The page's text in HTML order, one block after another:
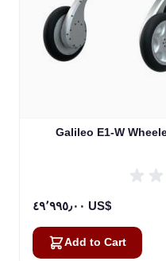
Galileo E1-W
٤٩٬٩٩٥٫٠٠ US$
Add to Cart